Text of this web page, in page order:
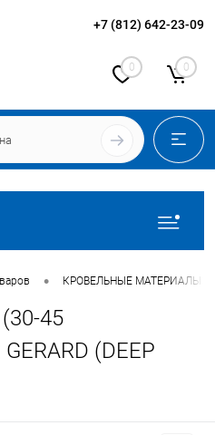
+7 (812) 642-23-09
0 0
• КРОВЕЛЬНЫЕ МАТЕРИАЛЫ
45
(DEEP